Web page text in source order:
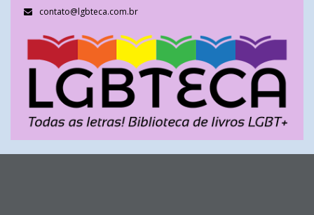
contato@lgbteca.com.br